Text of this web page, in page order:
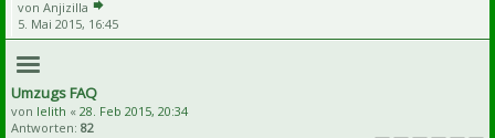
von Anjizilla
5. Mai 2015, 16:45
Umzugs FAQ
von lelith « 28. Feb 2015, 20:34
Antworten: 82